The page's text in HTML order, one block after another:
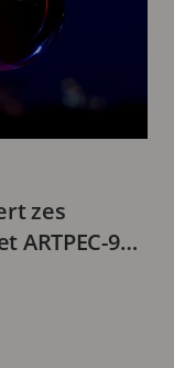
zes
ARTPEC-9